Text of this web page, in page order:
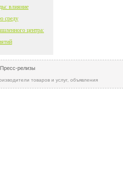
влияние
среду
центра:
Пресс-релизы
товаров и услуг, объявления